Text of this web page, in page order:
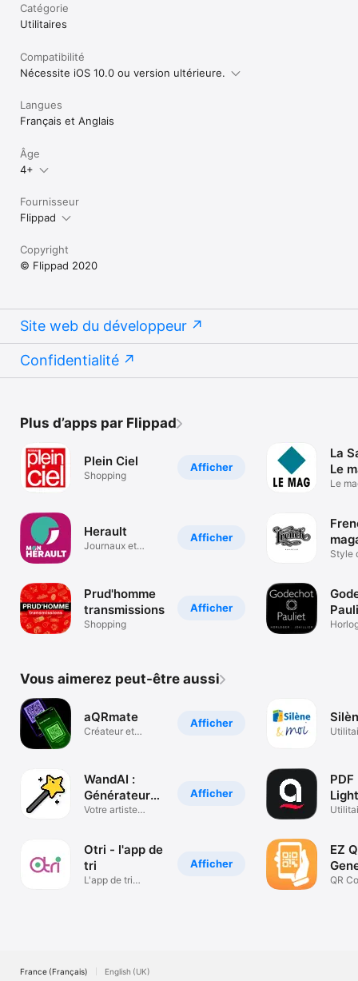
Catégorie
Utilitaires
Compatibilité
Nécessite iOS 10.0 ou version ultérieure.
Langues
Français et Anglais
Âge
4+
Fournisseur
Flippad
Copyright
© Flippad 2020
Site web du développeur
Confidentialité
Plus d’apps par Flippad
Afficher
Plein Ciel
Shopping
Afficher
Herault
Journaux et
Afficher
Prud'homme
transmissions
Shopping
La
Le
Le
Style
Vous aimerez peut-être aussi
Afficher
aQRmate
Créateur et
Afficher
WandAI :
Générateur
d'art IA
Votre artiste
Afficher
Otri - l'app de
tri
L'app de tri
EZ
QR
France (Français) English (UK)